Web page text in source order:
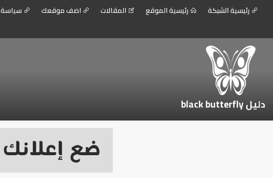
رئيسية الشبكة رئيسية الموقع المقالات اضف موقعك
دليل black butterfly